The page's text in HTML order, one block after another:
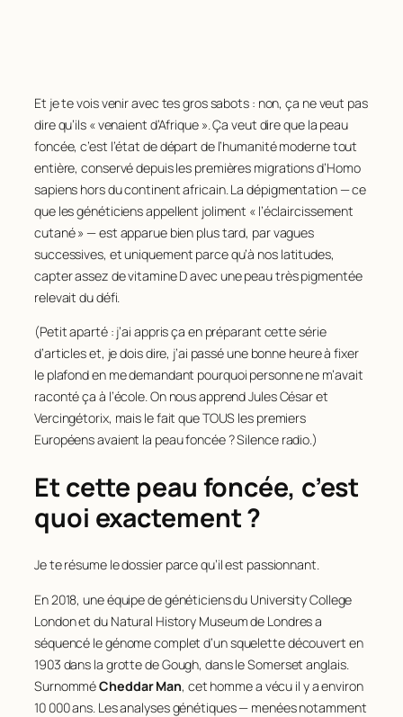
Et je te vois venir avec tes gros sabots : non, ça ne veut pas
dire qu’ils « venaient d’Afrique ». Ça veut dire que la peau
foncée, c’est l’état de départ de l’humanité moderne tout
entière, conservé depuis les premières migrations d’Homo
sapiens hors du continent africain. La dépigmentation — ce
que les généticiens appellent joliment « l’éclaircissement
cutané » — est apparue bien plus tard, par vagues
successives, et uniquement parce qu’à nos latitudes,
capter assez de vitamine D avec une peau très pigmentée
relevait du défi.
(Petit aparté : j’ai appris ça en préparant cette série
d’articles et, je dois dire, j’ai passé une bonne heure à fixer
le plafond en me demandant pourquoi personne ne m’avait
raconté ça à l’école. On nous apprend Jules César et
Vercingétorix, mais le fait que TOUS les premiers
Européens avaient la peau foncée ? Silence radio.)
Et cette peau foncée, c’est
quoi exactement ?
Je te résume le dossier parce qu’il est passionnant.
En 2018, une équipe de généticiens du University College
London et du Natural History Museum de Londres a
séquencé le génome complet d’un squelette découvert en
1903 dans la grotte de Gough, dans le Somerset anglais.
SurnomméCheddar Man, cet homme a vécu il y a environ
10 000 ans. Les analyses génétiques — menées notamment